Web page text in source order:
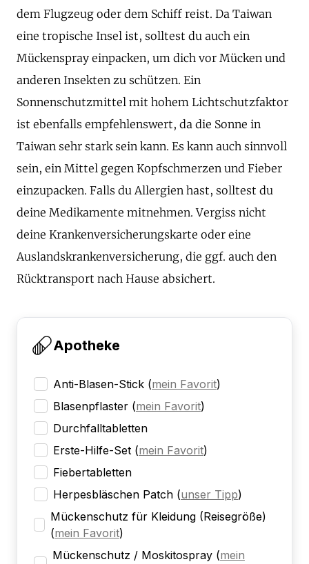
dem Flugzeug oder dem Schiff reist. Da Taiwan
eine tropische Insel ist, solltest du auch ein
Mückenspray einpacken, um dich vor Mücken und
anderen Insekten zu schützen. Ein
Sonnenschutzmittel mit hohem Lichtschutzfaktor
ist ebenfalls empfehlenswert, da die Sonne in
Taiwan sehr stark sein kann. Es kann auch sinnvoll
sein, ein Mittel gegen Kopfschmerzen und Fieber
einzupacken. Falls du Allergien hast, solltest du
deine Medikamente mitnehmen. Vergiss nicht
deine Krankenversicherungskarte oder eine
Auslandskrankenversicherung, die ggf. auch den
Rücktransport nach Hause absichert.
Apotheke
Anti-Blasen-Stick (mein Favorit)
Blasenpflaster (mein Favorit)
Durchfalltabletten
Erste-Hilfe-Set (mein Favorit)
Fiebertabletten
Herpesbläschen Patch (unser Tipp)
Mückenschutz für Kleidung (Reisegröße)
(mein Favorit)
Mückenschutz / Moskitospray (mein